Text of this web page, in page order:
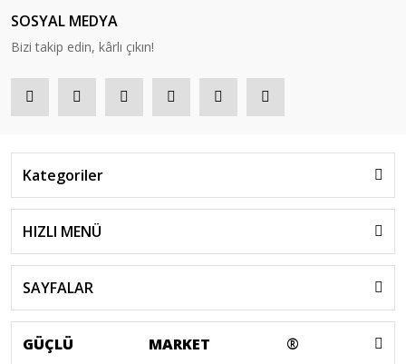
SOSYAL MEDYA
Bizi takip edin, kârlı çıkın!
Kategoriler
HIZLI MENÜ
SAYFALAR
GÜÇLÜ MARKET ®